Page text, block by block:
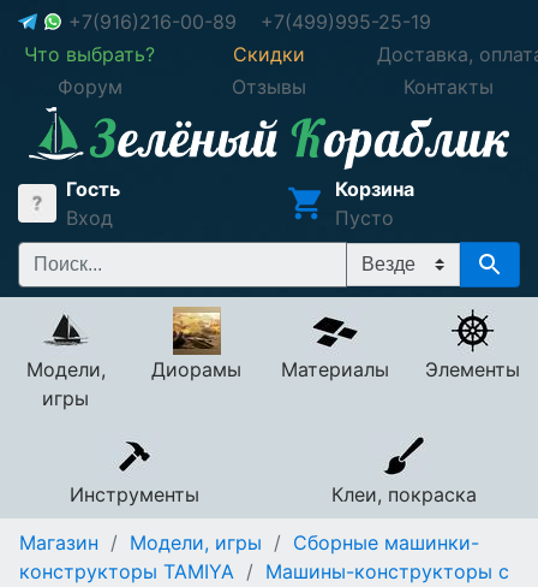
+7(916)216-00-89
+7(499)995-25-19
Что выбрать?
Скидки
Доставка,
Форум
Отзывы Контакты
Гость
Вход
Корзина
Пусто
Модели,
игры
Диорамы Материалы Элементы
Инструменты
Клеи, покраска
Магазин / Модели, игры / Сборные машинки-
конструкторы TAMIYA / Машины-конструкторы с